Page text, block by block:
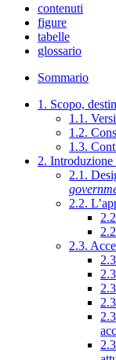
contenuti
figure
tabelle
glossario
Sommario
1. Scopo,
1.1.
1.2.
1.3.
2.
2.1.
2.2.
2.3.